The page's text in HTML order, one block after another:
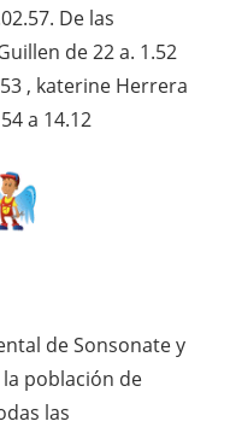
De las
de 22 a. 1.52
, katerine Herrera
a 14.12
de Sonsonate y
población de
las